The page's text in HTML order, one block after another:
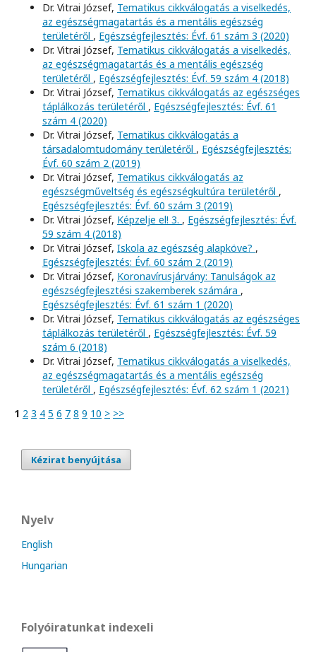
Dr. Vitrai József, Tematikus cikkválogatás a viselkedés,
az egészségmagatartás és a mentális egészség
területéről , Egészségfejlesztés: Évf. 61 szám 3 (2020)
Dr. Vitrai József, Tematikus cikkválogatás a viselkedés,
az egészségmagatartás és a mentális egészség
területéről , Egészségfejlesztés: Évf. 59 szám 4 (2018)
Dr. Vitrai József, Tematikus cikkválogatás az egészséges
táplálkozás területéről , Egészségfejlesztés: Évf. 61
szám 4 (2020)
Dr. Vitrai József, Tematikus cikkválogatás a
társadalomtudomány területéről , Egészségfejlesztés:
Évf. 60 szám 2 (2019)
Dr. Vitrai József, Tematikus cikkválogatás az
egészségműveltség és egészségkultúra területéről ,
Egészségfejlesztés: Évf. 60 szám 3 (2019)
Dr. Vitrai József, Képzelje el! 3. , Egészségfejlesztés: Évf.
59 szám 4 (2018)
Dr. Vitrai József, Iskola az egészség alapköve? ,
Egészségfejlesztés: Évf. 60 szám 2 (2019)
Dr. Vitrai József, Koronavírusjárvány: Tanulságok az
egészségfejlesztési szakemberek számára ,
Egészségfejlesztés: Évf. 61 szám 1 (2020)
Dr. Vitrai József, Tematikus cikkválogatás az egészséges
táplálkozás területéről , Egészségfejlesztés: Évf. 59
szám 6 (2018)
Dr. Vitrai József, Tematikus cikkválogatás a viselkedés,
az egészségmagatartás és a mentális egészség
területéről , Egészségfejlesztés: Évf. 62 szám 1 (2021)
1 2 3 4 5 6 7 8 9 10 > >>
Kézirat benyújtása
Nyelv
English
Hungarian
Folyóiratunkat indexeli